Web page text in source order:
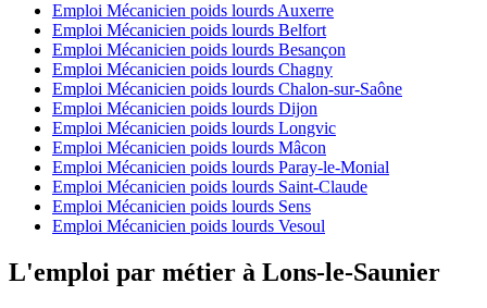
Emploi Mécanicien poids lourds Auxerre
Emploi Mécanicien poids lourds Belfort
Emploi Mécanicien poids lourds Besançon
Emploi Mécanicien poids lourds Chagny
Emploi Mécanicien poids lourds Chalon-sur-Saône
Emploi Mécanicien poids lourds Dijon
Emploi Mécanicien poids lourds Longvic
Emploi Mécanicien poids lourds Mâcon
Emploi Mécanicien poids lourds Paray-le-Monial
Emploi Mécanicien poids lourds Saint-Claude
Emploi Mécanicien poids lourds Sens
Emploi Mécanicien poids lourds Vesoul
L'emploi par métier à Lons-le-Saunier